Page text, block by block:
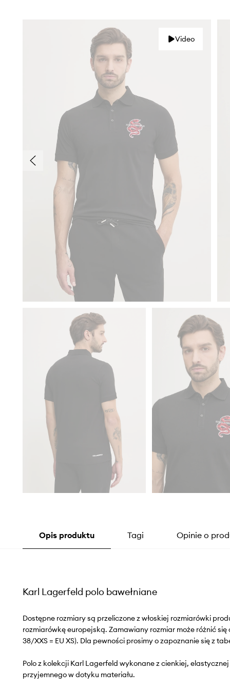
Video
Opis produktu Tagi Opinie o
Karl Lagerfeld polo bawełniane
Dostępne rozmiary są przeliczone z włoskiej rozmiarówki
rozmiarówkę europejską. Zamawiany rozmiar może różnić
38/XXS = EU XS). Dla pewności prosimy o zapoznanie się z
Polo z kolekcji Karl Lagerfeld wykonane z cienkiej,
przyjemnego w dotyku materiału.